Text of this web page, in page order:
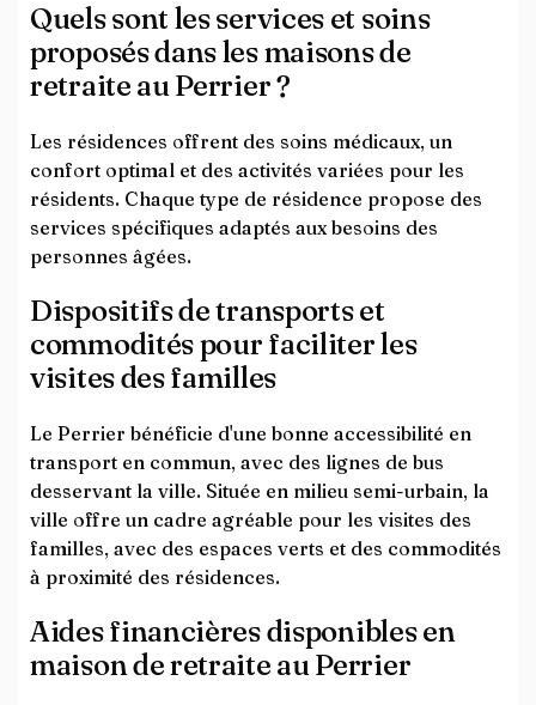
Quels sont les services et soins
proposés dans les maisons de
retraite au Perrier ?
Les résidences offrent des soins médicaux, un
confort optimal et des activités variées pour les
résidents. Chaque type de résidence propose des
services spécifiques adaptés aux besoins des
personnes âgées.
Dispositifs de transports et
commodités pour faciliter les
visites des familles
Le Perrier bénéficie d'une bonne accessibilité en
transport en commun, avec des lignes de bus
desservant la ville. Située en milieu semi-urbain, la
ville offre un cadre agréable pour les visites des
familles, avec des espaces verts et des commodités
à proximité des résidences.
Aides financières disponibles en
maison de retraite au Perrier